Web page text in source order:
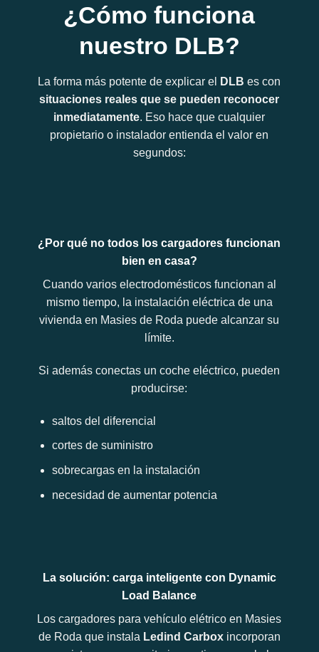
¿Cómo funciona
nuestro DLB?
La forma más potente de explicar el DLB es con
situaciones reales que se pueden reconocer
inmediatamente. Eso hace que cualquier
propietario o instalador entienda el valor en
segundos:
¿Por qué no todos los cargadores funcionan
bien en casa?
Cuando varios electrodomésticos funcionan al
mismo tiempo, la instalación eléctrica de una
vivienda en Masies de Roda puede alcanzar su
límite.
Si además conectas un coche eléctrico, pueden
producirse:
saltos del diferencial
cortes de suministro
sobrecargas en la instalación
necesidad de aumentar potencia
La solución: carga inteligente con Dynamic
Load Balance
Los cargadores para vehículo elétrico en Masies
de Roda que instala Ledind Carbox incorporan